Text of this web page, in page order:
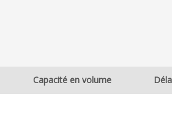
Capacité en volume